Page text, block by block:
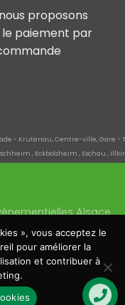
proposons
le paiement par
- Krutenau, Centre-ville, Gare -
, Eckbolsheim , Eschau ,
, Bischwiller , Bitschhoffen ,
, Dachstein , Dorlisheim , Mutzig ,
Contades
Petite France, Finkwiller,
Contades
Alsace
Location éclairage
tentes
mairie Strasbourg
Digital
», vous acceptez le
pour améliorer la
et contribuer à